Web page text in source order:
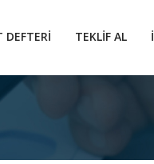
DEFTERI TEKLIF AL